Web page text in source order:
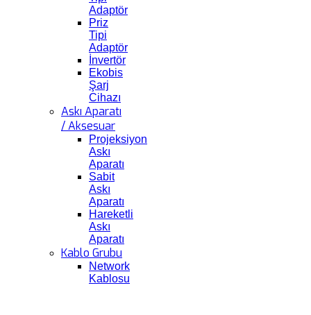
Adaptör
Priz
Tipi
Adaptör
İnvertör
Ekobis
Şarj
Cihazı
Askı Aparatı
/ Aksesuar
Projeksiyon
Askı
Aparatı
Sabit
Askı
Aparatı
Hareketli
Askı
Aparatı
Kablo Grubu
Network
Kablosu